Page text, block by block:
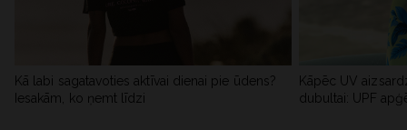
Kā labi sagatavoties aktīvai dienai pie ūdens?
Iesakām, ko ņemt līdzi
Kāpēc UV
dubultai: UPF